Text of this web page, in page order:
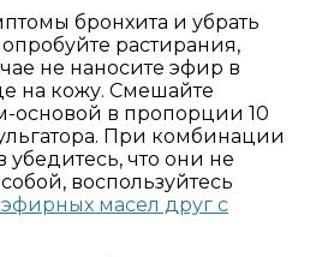
бронхита и убрать
растирания,
не наносите эфир в
на кожу. Смешайте
основой в пропорции 10
При комбинации
убедитесь, что они не
воспользуйтесь
масел друг с